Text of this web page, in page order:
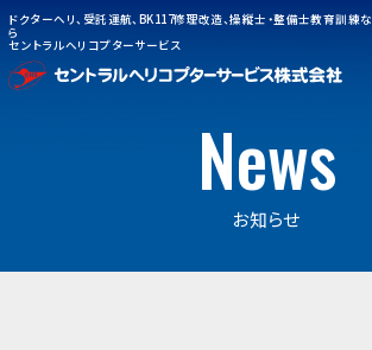
ドクターヘリ、受託運航、BK117修理改造、操縦士・整備士教育訓練な
ら
セントラルヘリコプターサービス
News
お知らせ